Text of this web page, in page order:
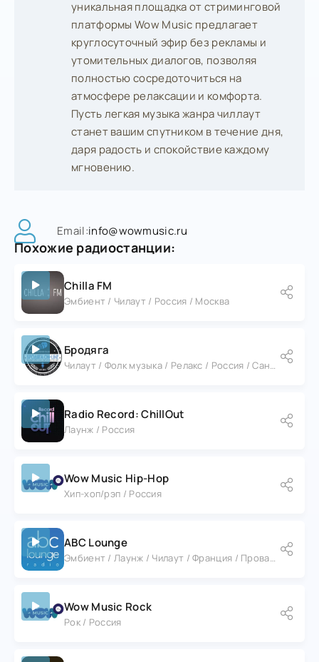
уникальная площадка от стриминговой
платформы Wow Music предлагает
круглосуточный эфир без рекламы и
утомительных диалогов, позволяя
полностью сосредоточиться на
атмосфере релаксации и комфорта.
Пусть легкая музыка жанра чиллаут
станет вашим спутником в течение дня,
даря радость и спокойствие каждому
мгновению.
Email:info@wowmusic.ru
Похожие радиостанции:
Chilla FM
Эмбиент / Чилаут / Россия / Москва
Бродяга
Radio Record: ChillOut
Лаунж / Россия
Wow Music Hip-Hop
Хип-хоп/рэп / Россия
ABC Lounge
Wow Music Rock
Рок / Россия